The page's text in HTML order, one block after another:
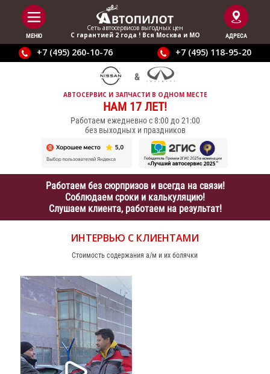
МЕНЮ
Сеть автосервисов выгодныx цен
С гарантией 2 года ! Вся Москва и МО
АДРЕСА
+7 (495) 260-10-76 +7 (495) 118-95-20
АВТОСЕРВИС И ЗАПЧАСТИ В ОДНОМ МЕСТЕ
НАМ 17 ЛЕТ!
Работаем ежедневно с 8:00 до 21:00
без выходных и праздников
Работаем без сюрпризов и всегда на связи!
Соблюдаем сроки и калькуляцию!
Слушаем клиента, работаем на результат!
ИНТЕРВЬЮ С КЛИЕНТАМИ
Стоимость содержания а/м и их болячки